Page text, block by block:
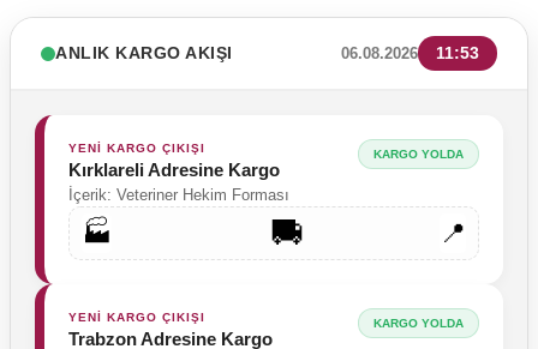
Tesettür Cerrahi Bone Terikoton Kumaş Yeni Model
Labor Medikal Tekstil
ANLIK KARGO AKIŞI 06.08.2026 11:53
YENİ KARGO ÇIKIŞI
Kırklareli Adresine Kargo
İçerik: Veteriner Hekim Forması
KARGO YOLDA
🏭 🚚 📍
YENİ KARGO ÇIKIŞI
Trabzon Adresine Kargo
KARGO YOLDA